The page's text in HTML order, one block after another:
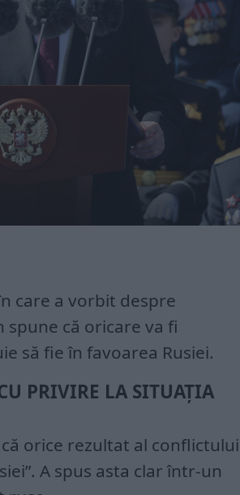
care a vorbit despre
spune că oricare va fi
să fie în favoarea Rusiei.
PRIVIRE LA SITUAȚIA
orice rezultat al conflictului
A spus asta clar într-un